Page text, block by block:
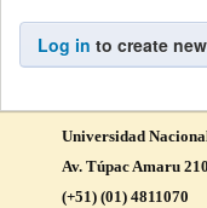
Log in to create
Universidad
Av. Túpac Amaru
(+51) (01) 4811070